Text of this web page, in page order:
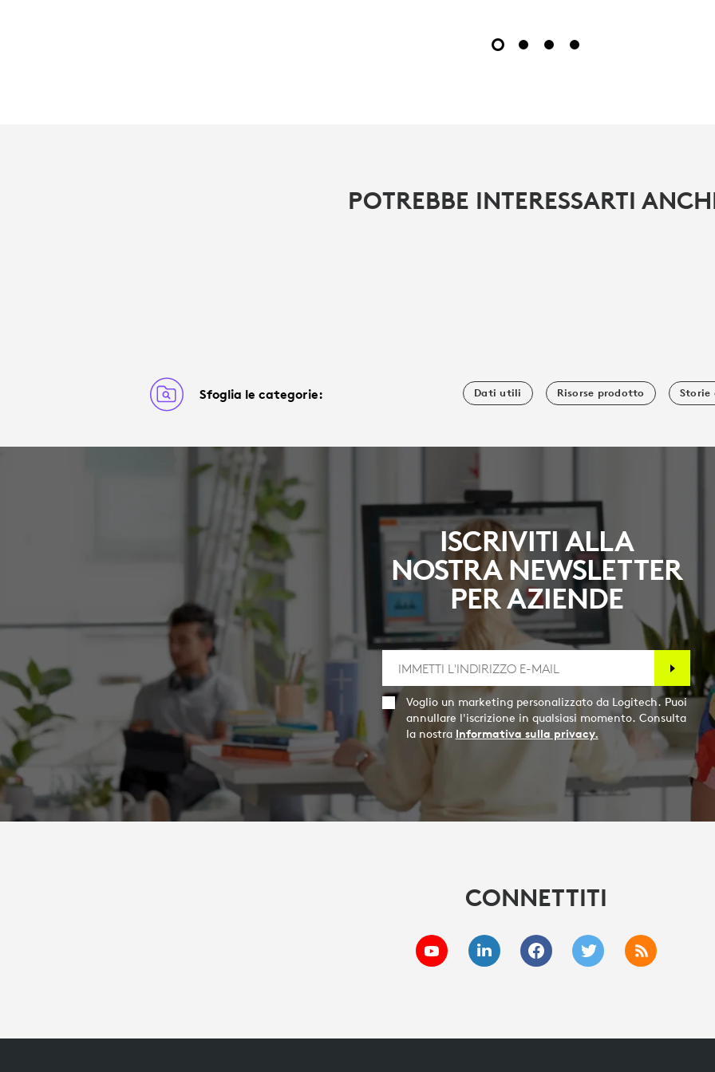
POTREBBE INTERESSARTI
Sfoglia le categorie: Dati utili Risorse prodotto
ISCRIVITI ALLA
NOSTRA NEWSLETTER
PER AZIENDE
Voglio un marketing personalizzato da Logitech. Puoi
annullare l'iscrizione in qualsiasi momento. Consulta
la nostra Informativa sulla privacy.
CONNETTITI